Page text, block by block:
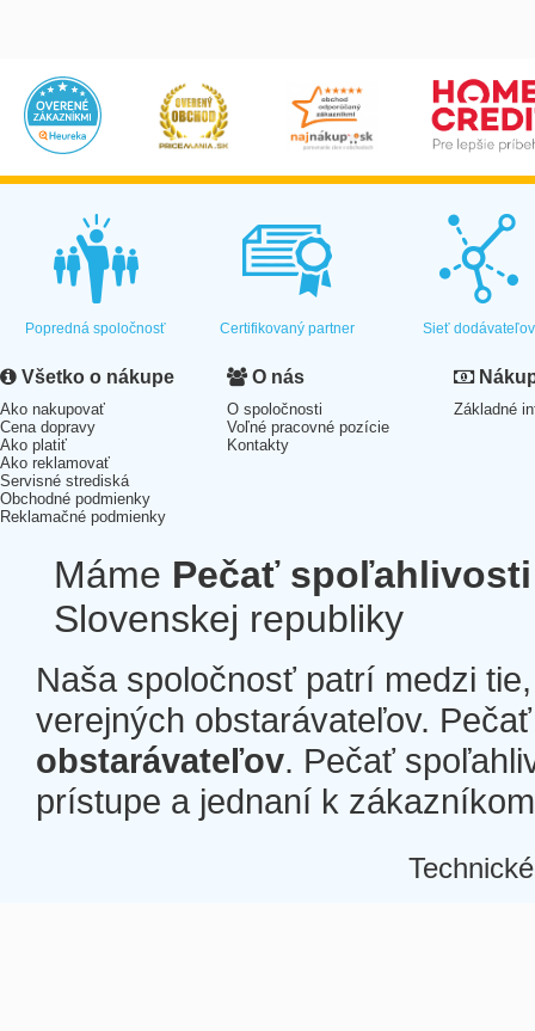
Popredná spoločnosť Certifikovaný partner Sieť dodávateľov
Všetko o nákupe
Ako nakupovať
Cena dopravy
Ako platiť
Ako reklamovať
Servisné strediská
Obchodné podmienky
Reklamačné podmienky
O nás
O spoločnosti
Voľné pracovné pozície
Kontakty
Základné
Máme Pečať spoľahlivosti
Slovenskej republiky
Naša spoločnosť patrí medzi
verejných obstarávateľov.
obstarávateľov. Pečať
prístupe a jednaní k